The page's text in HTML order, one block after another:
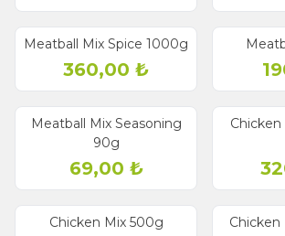
Meatball Mix Spice 1000g
360,00 ₺
Meatball Mix Seasoning
90g
69,00 ₺
Chicken Mix 500g